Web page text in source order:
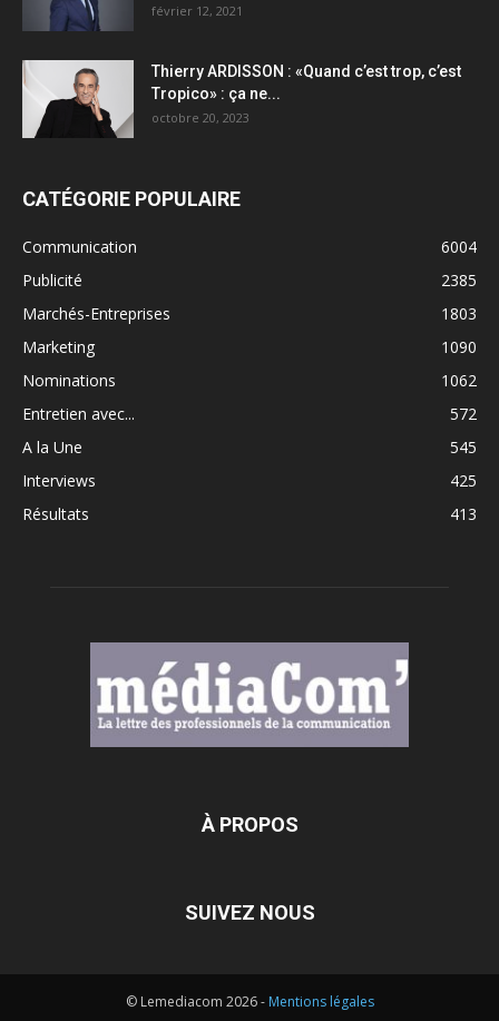
février 12, 2021
Thierry ARDISSON : «Quand c’est trop, c’est
Tropico» : ça ne...
octobre 20, 2023
CATÉGORIE POPULAIRE
Communication
6004
Publicité
2385
Marchés-Entreprises
1803
Marketing
1090
Nominations
1062
Entretien avec...
572
A la Une
545
Interviews
425
Résultats
413
À PROPOS
SUIVEZ NOUS
© Lemediacom 2026 - Mentions légales